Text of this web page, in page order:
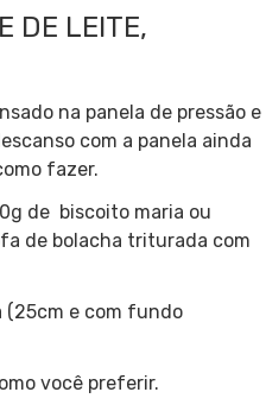
DE LEITE,
na panela de pressão e
com a panela ainda
fazer.
de biscoito maria ou
de bolacha triturada com
(25cm e com fundo
você preferir.